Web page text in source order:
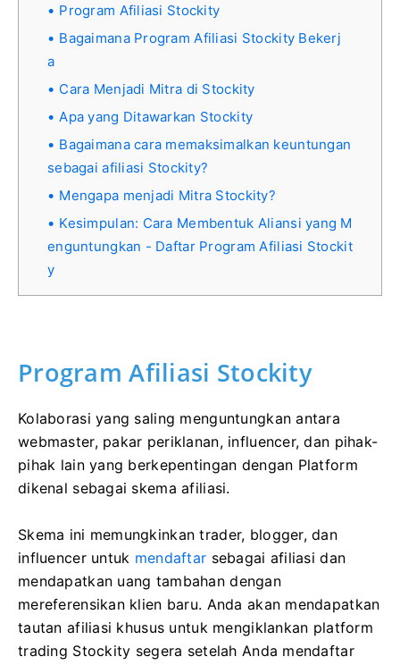
Program Afiliasi Stockity
Bagaimana Program Afiliasi Stockity Bekerj
a
Cara Menjadi Mitra di Stockity
Apa yang Ditawarkan Stockity
Bagaimana cara memaksimalkan keuntungan
sebagai afiliasi Stockity?
Mengapa menjadi Mitra Stockity?
Kesimpulan: Cara Membentuk Aliansi yang M
enguntungkan - Daftar Program Afiliasi Stockit
y
Program Afiliasi Stockity
Kolaborasi yang saling menguntungkan antara
webmaster, pakar periklanan, influencer, dan pihak-
pihak lain yang berkepentingan dengan Platform
dikenal sebagai skema afiliasi.
Skema ini memungkinkan trader, blogger, dan
influencer untuk mendaftar sebagai afiliasi dan
mendapatkan uang tambahan dengan
mereferensikan klien baru. Anda akan mendapatkan
tautan afiliasi khusus untuk mengiklankan platform
trading Stockity segera setelah Anda mendaftar